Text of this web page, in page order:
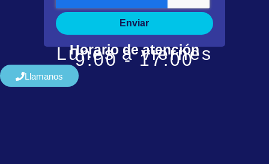
Enviar
Horario de atención
Lunes a viernes
9:00 - 17:00
Llamanos